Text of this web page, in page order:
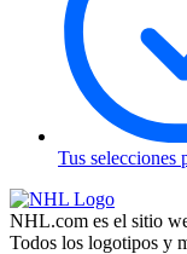
Tus selecciones
NHL.com es el sitio
Todos los logotipos y